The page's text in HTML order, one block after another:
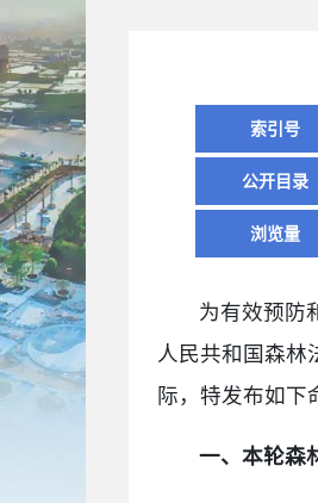
索引号
公开目录
浏览量
为有效预防
人民共和国森林
际，特发布如下
一、本轮森